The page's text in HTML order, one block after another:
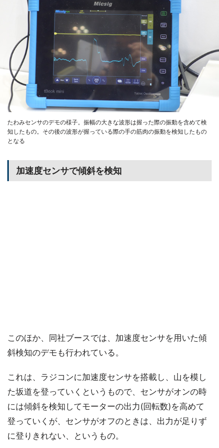
たわみセンサのデモの様子。振幅の大きな波形は握った際の振動を含めて検
知したもの。その後の波形が握っている際の手の筋肉の振動を検知したもの
となる
加速度センサで傾斜を検知
このほか、同社ブースでは、加速度センサを用いた傾
斜検知のデモも行われている。
これは、ラジコンに加速度センサを搭載し、山を模し
た坂道を登っていくというもので、センサがオンの時
には傾斜を検知してモーターの出力(回転数)を高めて
登っていくが、センサがオフのときは、出力が足りず
に登りきれない、というもの。